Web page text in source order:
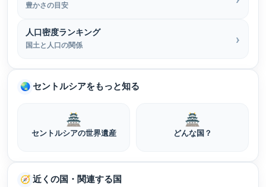
豊かさの目安
人口密度ランキング
国土と人口の関係
🌏 セントルシアをもっと知る
🏯
セントルシアの世界遺産
🏯
どんな国？
🧭 近くの国・関連する国